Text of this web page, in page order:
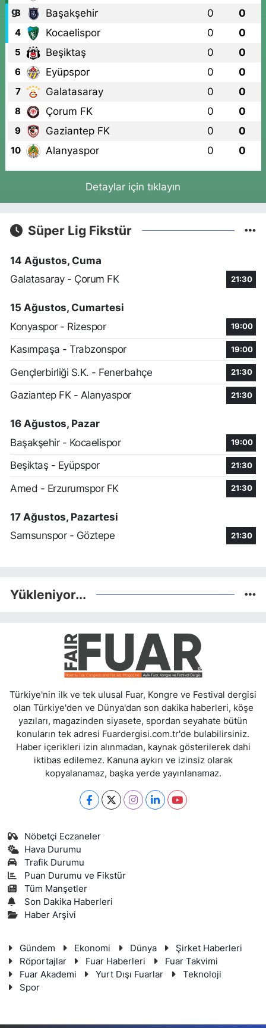
3 Başakşehir 0 0
4 Kocaelispor 0 0
5 Beşiktaş 0 0
6 Eyüpspor 0 0
7 Galatasaray 0 0
8 Çorum FK 0 0
9 Gaziantep FK 0 0
10 Alanyaspor 0 0
Detaylar için tıklayın
Süper Lig Fikstür
14 Ağustos, Cuma
Galatasaray - Çorum FK
21:30
15 Ağustos, Cumartesi
Konyaspor - Rizespor
19:00
Kasımpaşa - Trabzonspor 19:00
Gençlerbirliği S.K. - Fenerbahçe 21:30
Gaziantep FK - Alanyaspor 21:30
16 Ağustos, Pazar
Başakşehir - Kocaelispor
19:00
Beşiktaş - Eyüpspor 21:30
Amed - Erzurumspor FK 21:30
17 Ağustos, Pazartesi
Samsunspor - Göztepe
21:30
Yükleniyor...
Türkiye'nin ilk ve tek ulusal Fuar, Kongre ve Festival dergisi
olan Türkiye'den ve Dünya'dan son dakika haberleri, köşe
yazıları, magazinden siyasete, spordan seyahate bütün
konuların tek adresi Fuardergisi.com.tr'de bulabilirsiniz.
Haber içerikleri izin alınmadan, kaynak gösterilerek dahi
iktibas edilemez. Kanuna aykırı ve izinsiz olarak
kopyalanamaz, başka yerde yayınlanamaz.
Nöbetçi Eczaneler
Hava Durumu
Trafik Durumu
Puan Durumu ve Fikstür
Tüm Manşetler
Son Dakika Haberleri
Haber Arşivi
Gündem Ekonomi Dünya
Şirket Haberleri
Röportajlar
Fuar Haberleri
Fuar Takvimi
Fuar Akademi
Yurt Dışı Fuarlar
Teknoloji
Spor